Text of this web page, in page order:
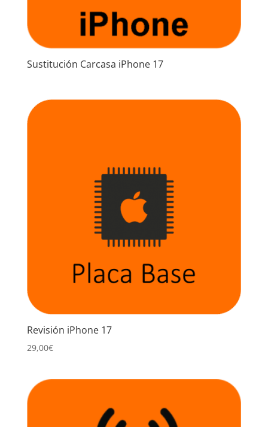
Sustitución Carcasa iPhone 17
Revisión iPhone 17
29,00€